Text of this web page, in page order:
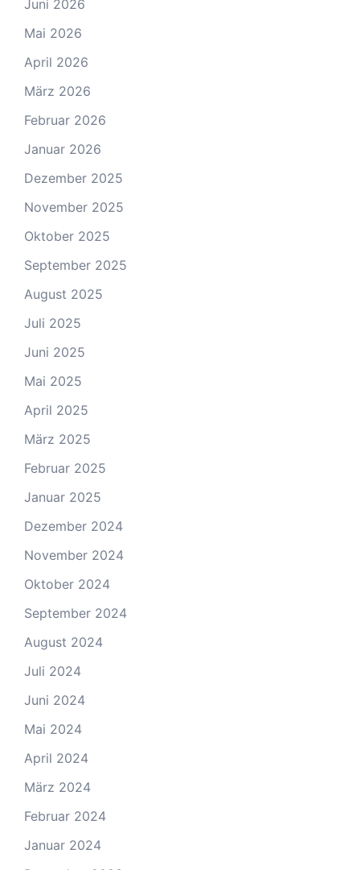
Juni 2026
Mai 2026
April 2026
März 2026
Februar 2026
Januar 2026
Dezember 2025
November 2025
Oktober 2025
September 2025
August 2025
Juli 2025
Juni 2025
Mai 2025
April 2025
März 2025
Februar 2025
Januar 2025
Dezember 2024
November 2024
Oktober 2024
September 2024
August 2024
Juli 2024
Juni 2024
Mai 2024
April 2024
März 2024
Februar 2024
Januar 2024